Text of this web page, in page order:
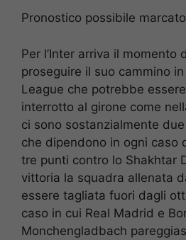
Pronostico possibile
Per l’Inter arriva il momento
proseguire il suo cammino
League che potrebbe
interrotto al girone come
ci sono sostanzialmente
che dipendono in ogni caso
tre punti contro lo Shakhtar
vittoria la squadra allenata
essere tagliata fuori dagli
caso in cui Real Madrid e
Monchengladbach